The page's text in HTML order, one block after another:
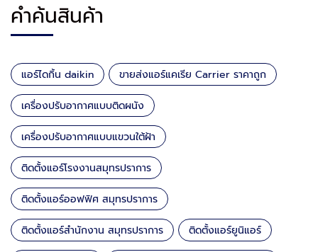
คำค้นสินค้า
แอร์ไดกิ้น daikin ขายส่งแอร์แคเรีย Carrier ราคาถูก
เครื่องปรับอากาศแบบติดผนัง
เครื่องปรับอากาศแบบแขวนใต้ฝ้า
ติดตั้งแอร์โรงงานสมุทรปราการ
ติดตั้งแอร์ออฟฟิศ สมุทรปราการ
ติดตั้งแอร์สำนักงาน สมุทรปราการ ติดตั้งแอร์ยูนิแอร์